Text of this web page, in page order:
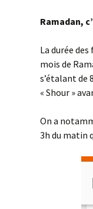
Ramadan,
La durée
mois de
s’étalant de
« Shour »
On a
3h du matin